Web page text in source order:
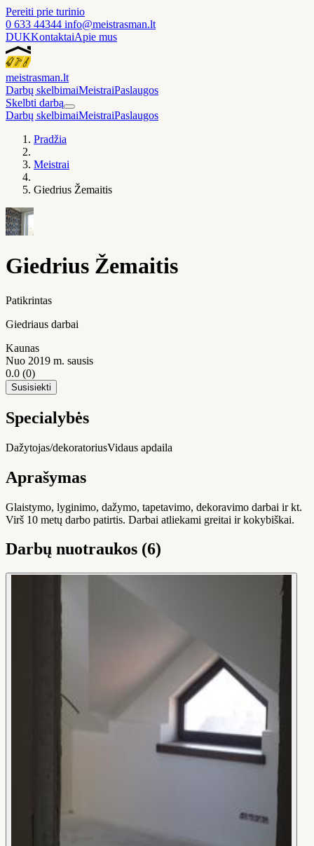
Pereiti prie turinio
0 633 44344 info@meistrasman.lt
DUKKontaktaiApie mus
meistrasman.lt
Darbų skelbimaiMeistraiPaslaugos
Skelbti darbą
Darbų skelbimaiMeistraiPaslaugos
Pradžia
Meistrai
Giedrius Žemaitis
Giedrius Žemaitis
Patikrintas
Giedriaus darbai
Kaunas
Nuo 2019 m. sausis
0.0 (0)
Susisiekti
Specialybės
Dažytojas/dekoratoriusVidaus apdaila
Aprašymas
Glaistymo, lyginimo, dažymo, tapetavimo, dekoravimo darbai ir kt.
Virš 10 metų darbo patirtis. Darbai atliekami greitai ir kokybiškai.
Darbų nuotraukos (6)